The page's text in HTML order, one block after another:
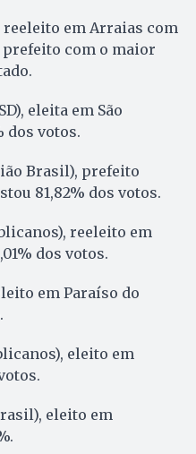
reeleito em Arraias com
prefeito com o maior
eleita em São
dos votos.
Brasil), prefeito
81,82% dos votos.
reeleito em
dos votos.
em Paraíso do
eleito em
eleito em